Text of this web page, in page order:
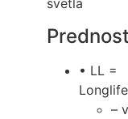
svetla
• LL =
Longlife
–